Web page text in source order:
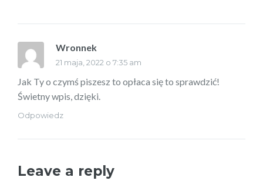
Wronnek
21 maja, 2022 o 7:35 am
Jak Ty o czymś piszesz to opłaca się to sprawdzić!
Świetny wpis, dzięki.
Odpowiedz
Leave a reply